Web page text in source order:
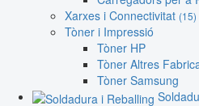
Xarxes i Connectivitat (15)
Tòner i Impressió
Tòner HP
Tòner Altres
Tòner Samsung